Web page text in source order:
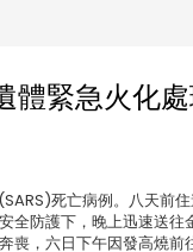
體緊急火化
死亡病例。八天前住
全防護下，晚上迅速
喪，六日下午因發高燒